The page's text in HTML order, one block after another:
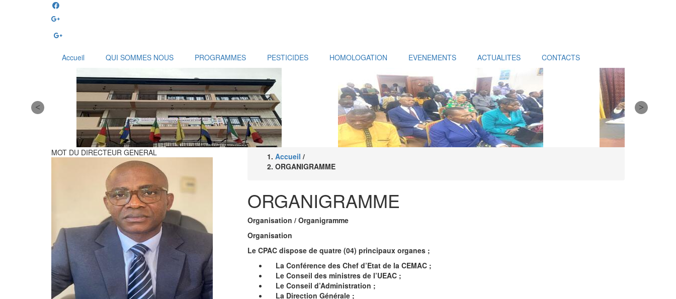
Accueil QUI SOMMES NOUS PROGRAMMES PESTICIDES HOMOLOGATION EVENEMENTS ACTUALITES CONTACTS
MOT DU DIRECTEUR GENERAL
Fil
Accueil /
ORGANIGRAMME
ORGANIGRAMME
Organisation / Organigramme
Organisation
Le CPAC dispose de quatre (04) principaux organes ;
La Conférence des Chef d’Etat de la CEMAC ;
Le Conseil des ministres de l’UEAC ;
Le Conseil d’Administration ;
La Direction Générale ;